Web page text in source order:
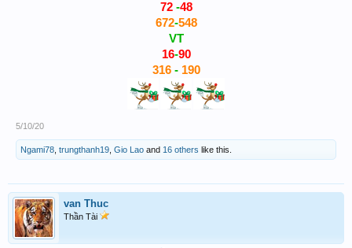
72 -48
672-548
VT
16-90
316 - 190
5/10/20
Ngami78 trungthanh19 Gio Lao and 16 others like this.
van Thuc
Thần Tài